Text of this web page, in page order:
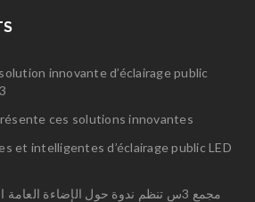
innovante d’éclairage public
ces solutions innovantes
et intelligentes d’éclairage public LED
مجمع 3س تنظم ندوة حول الإضاءة